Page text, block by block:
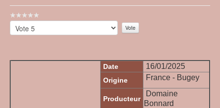
Vote
utilisateur:
Veuillez
voter
Date 16/01/2025
Origine France - Bugey
Producteur
Domaine
Bonnard